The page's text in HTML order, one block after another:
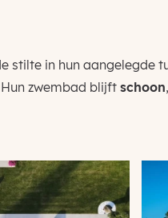
stilte in hun aangelegde
zwembad blijft schoon,